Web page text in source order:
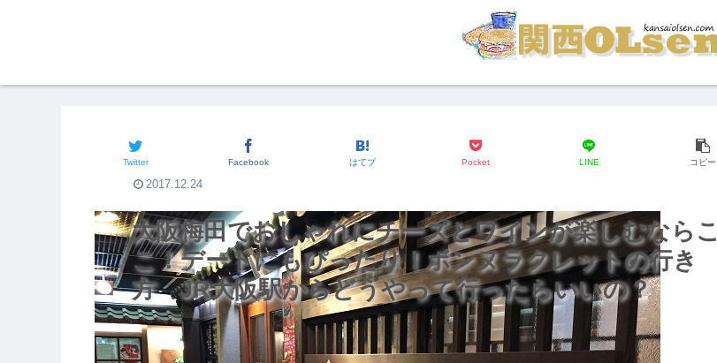
大阪梅田でおしゃれにチーズとワインが楽しむならこ
こ！デートにもぴったり！ボンヌラクレットの行き
方 JR大阪駅からどうやって行ったらいいの？
Twitter Facebook はてブ Pocket LINE コピー
2017.12.24